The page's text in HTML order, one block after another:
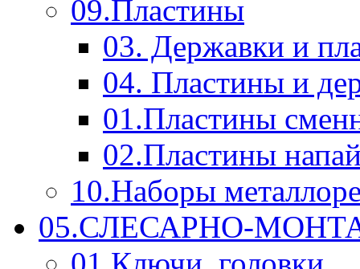
09.Пластины
03. Державки и
04. Пластины и
01.Пластины
02.Пластины
10.Наборы
05.СЛЕСАРНО-